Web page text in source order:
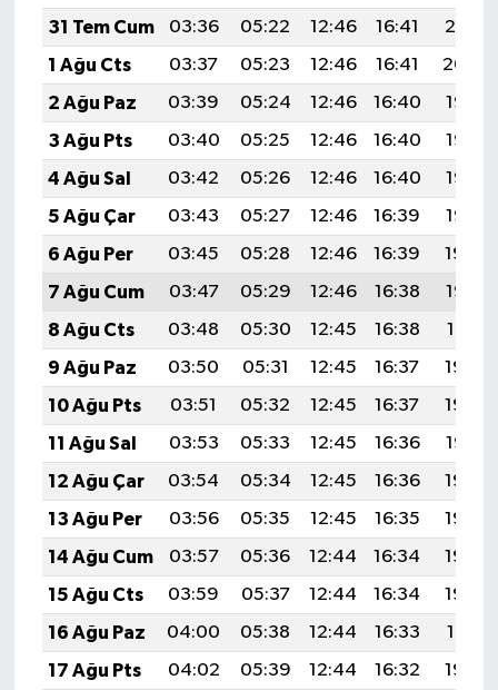
31 Tem Cum
03:36 05:22 12:46 16:41
20:01
1 Ağu Cts
03:37 05:23 12:46 16:41
20:00
2 Ağu Paz
03:39 05:24 12:46 16:40
19:58
3 Ağu Pts
03:40 05:25 12:46 16:40
19:57
4 Ağu Sal
03:42 05:26 12:46 16:40
19:56
5 Ağu Çar
03:43 05:27 12:46 16:39
19:55
6 Ağu Per
03:45 05:28 12:46 16:39
19:54
7 Ağu Cum
03:47 05:29 12:46 16:38
19:53
8 Ağu Cts
03:48 05:30 12:45 16:38
19:51
9 Ağu Paz
03:50 05:31 12:45 16:37
19:50
10 Ağu Pts
03:51 05:32 12:45 16:37
19:49
11 Ağu Sal
03:53 05:33 12:45 16:36
19:47
12 Ağu Çar
03:54 05:34 12:45 16:36
19:46
13 Ağu Per
03:56 05:35 12:45 16:35
19:45
14 Ağu Cum
03:57 05:36 12:44 16:34
19:43
15 Ağu Cts
03:59 05:37 12:44 16:34
19:42
16 Ağu Paz
04:00 05:38 12:44 16:33
19:41
17 Ağu Pts
04:02 05:39 12:44 16:32
19:39